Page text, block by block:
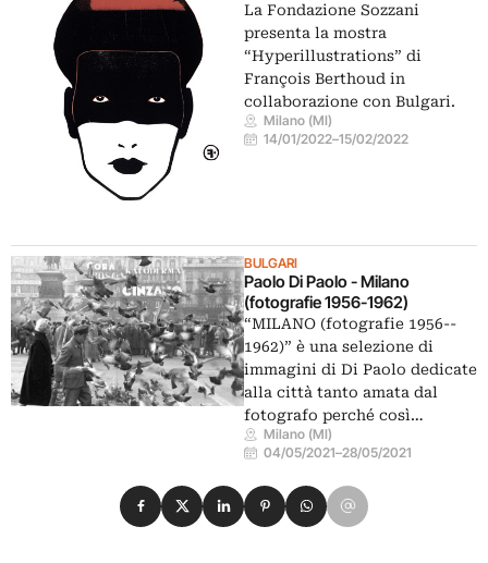
La Fondazione Sozzani
presenta la mostra
“Hyperillustrations” di
François Berthoud in
collaborazione con Bulgari.
Milano (MI)
14/01/2022–15/02/2022
BULGARI
Paolo Di Paolo - Milano
(fotografie 1956-­1962)
“MILANO (fotografie 1956-­
1962)” è una selezione di
immagini di Di Paolo dedicate
alla città tanto amata dal
fotografo perché così…
Milano (MI)
04/05/2021–28/05/2021
Condividi su Facebook
Condividi su X
Condividi su LinkedIn
Condividi su Pinterest
Condividi su WhatsApp
Condividi su Email